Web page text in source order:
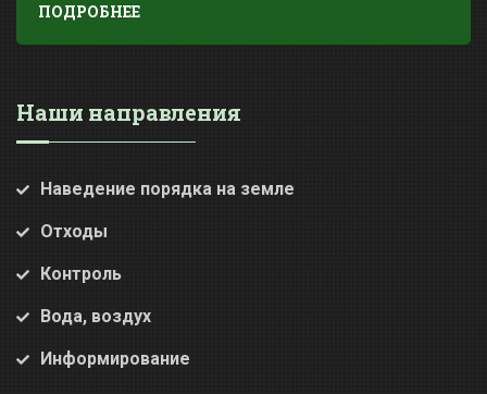
ПОДРОБНЕЕ
Наши направления
Наведение порядка на земле
Отходы
Контроль
Вода, воздух
Информирование